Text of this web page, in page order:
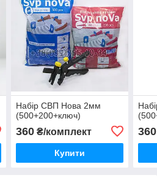
Набір СВП Нова 2мм
(500+200+ключ)
360₴/комплект
Купити
360